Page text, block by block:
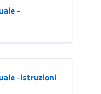
-
-istruzioni